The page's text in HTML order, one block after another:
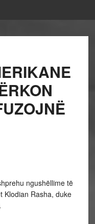
ngushëllime të
Klodian Rasha, duke